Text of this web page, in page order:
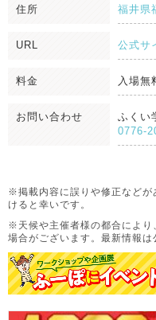
住所 福井県
URL 公式サ
料金 入場無
お問い合わせ
ふくい
0776-
※掲載内容に誤りや修正などが
けると幸いです。
※天候や主催者様の都合により
場合がございます。 最新情報は